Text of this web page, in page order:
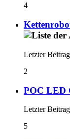
4
Letzter
2
POC LED
Letzter
5